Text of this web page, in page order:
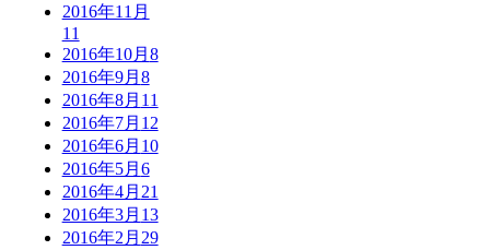
2016年11月
11
2016年10月 8
2016年9月 8
2016年8月 11
2016年7月 12
2016年6月 10
2016年5月 6
2016年4月 21
2016年3月 13
2016年2月 29